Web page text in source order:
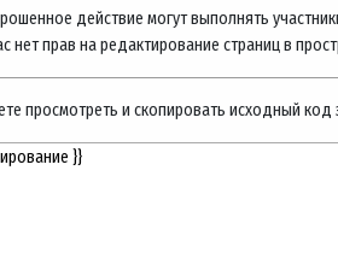
действие могут выполнять
нет прав на редактирование страниц в
просмотреть и скопировать исходный код